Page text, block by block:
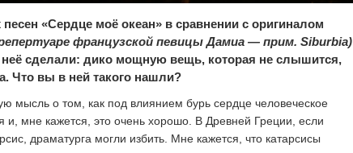
«Сердце моё океан» в сравнении с оригиналом
французской певицы Дамиа — прим. Siburbia)
неё сделали: дико мощную вещь, которая не слышится,
Что вы в ней такого нашли?
мысль о том, как под влиянием бурь сердце человеческое
и, мне кажется, это очень хорошо. В Древней Греции, если
драматурга могли избить. Мне кажется, что катарсисы